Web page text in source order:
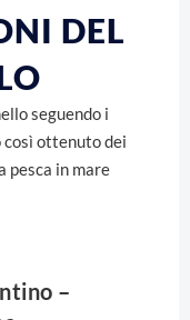
DEL
seguendo i
così ottenuto dei
pesca in mare
–